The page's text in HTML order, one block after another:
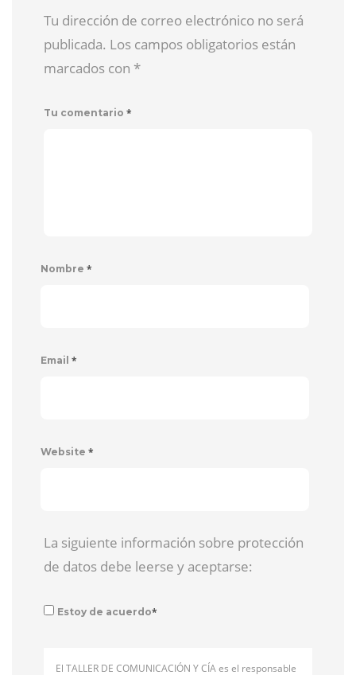
Tu dirección de correo electrónico no será
publicada. Los campos obligatorios están
marcados con *
Tu comentario *
Nombre *
Email *
Website *
La siguiente información sobre protección
de datos debe leerse y aceptarse:
Estoy de acuerdo*
El TALLER DE COMUNICACIÓN Y CÍA es el responsable